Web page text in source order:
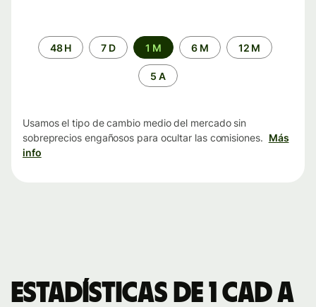
Periodo48 H 7 D 1 M 6 M 12 M
5 A
Usamos el tipo de cambio medio del mercado sin
sobreprecios engañosos para ocultar las comisiones. Más
info
Estadísticas de 1 CAD a